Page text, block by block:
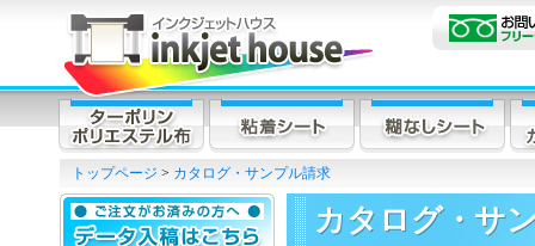
トップページ > カタログ・サンプル請求
カタログ・サ